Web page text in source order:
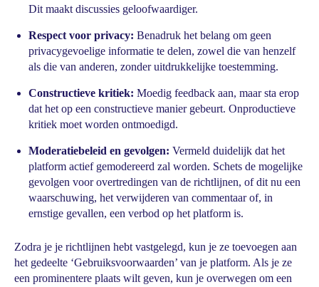
Dit maakt discussies geloofwaardiger.
Respect voor privacy: Benadruk het belang om geen
privacygevoelige informatie te delen, zowel die van henzelf
als die van anderen, zonder uitdrukkelijke toestemming.
Constructieve kritiek: Moedig feedback aan, maar sta erop
dat het op een constructieve manier gebeurt. Onproductieve
kritiek moet worden ontmoedigd.
Moderatiebeleid en gevolgen: Vermeld duidelijk dat het
platform actief gemodereerd zal worden. Schets de mogelijke
gevolgen voor overtredingen van de richtlijnen, of dit nu een
waarschuwing, het verwijderen van commentaar of, in
ernstige gevallen, een verbod op het platform is.
Zodra je je richtlijnen hebt vastgelegd, kun je ze toevoegen aan
het gedeelte ‘Gebruiksvoorwaarden’ van je platform. Als je ze
een prominentere plaats wilt geven, kun je overwegen om een